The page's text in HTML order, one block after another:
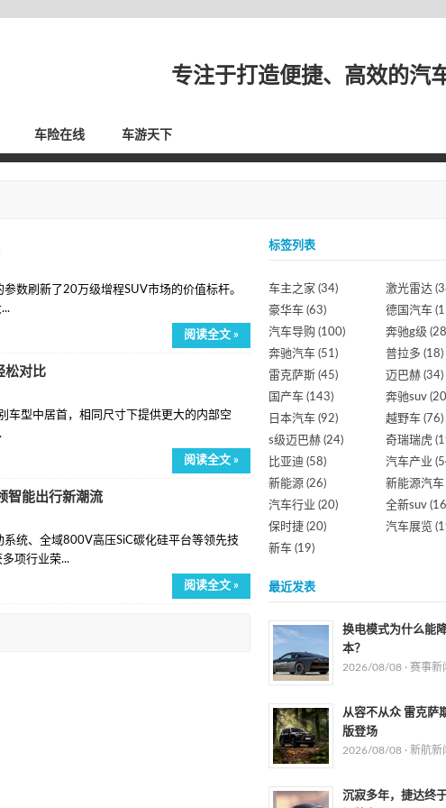
专注于打造便捷、高效的汽
车险在线 车游天下
数刷新了20万级增程SUV市场的价值标杆。
阅读全文 »
松对比
车型中居首，相同尺寸下提供更大的内部空
阅读全文 »
智能出行新潮流
统、全域800V高压SiC碳化硅平台等领先技
项行业荣...
阅读全文 »
标签列表
车主之家 (34) 激光雷达
豪华车 (63) 德国汽车
汽车导购 (100) 奔驰g级
奔驰汽车 (51) 普拉多 (18)
雷克萨斯 (45) 迈巴赫 (34)
国产车 (143) 奔驰suv
日本汽车 (92) 越野车 (76)
s级迈巴赫 (24) 奇瑞瑞虎
比亚迪 (58) 汽车产业
新能源 (26) 新能源汽车
汽车行业 (20) 全新suv
保时捷 (20) 汽车展览
新车 (19)
最近发表
换电模式为什么能
本？
2026/08/08 · 赛事新
从容不从众 雷克萨
版登场
2026/08/08 · 新航新
沉寂多年，捷达终